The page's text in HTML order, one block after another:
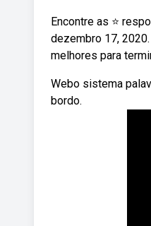
Encontre as ⭐
dezembro 17,
melhores para
Webo sistema
bordo.